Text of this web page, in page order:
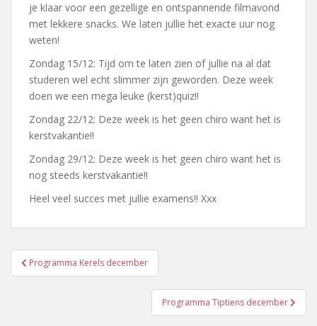
je klaar voor een gezellige en ontspannende filmavond
met lekkere snacks. We laten jullie het exacte uur nog
weten!
Zondag 15/12: Tijd om te laten zien of jullie na al dat
studeren wel echt slimmer zijn geworden. Deze week
doen we een mega leuke (kerst)quiz!!
Zondag 22/12: Deze week is het geen chiro want het is
kerstvakantie!!
Zondag 29/12: Deze week is het geen chiro want het is
nog steeds kerstvakantie!!
Heel veel succes met jullie examens!! Xxx
Bericht
navigatie
Programma Kerels december
Programma Tiptiens december